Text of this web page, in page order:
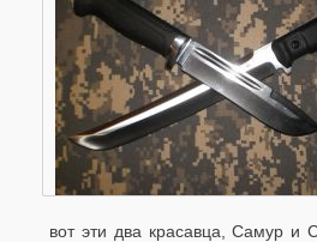
вот эти два красавца, Самур и